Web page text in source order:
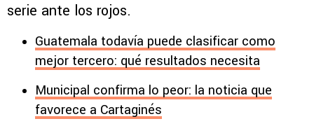
serie ante los rojos.
Guatemala todavía puede clasificar como
mejor tercero: qué resultados necesita
Municipal confirma lo peor: la noticia que
favorece a Cartaginés